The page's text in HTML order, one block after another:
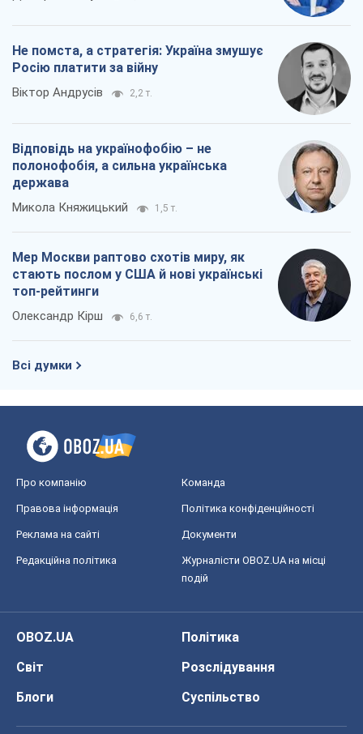
Не помста, а стратегія: Україна змушує
Росію платити за війну
Віктор Андрусів 2,2 т.
Відповідь на українофобію – не
полонофобія, а сильна українська
держава
Микола Княжицький 1,5 т.
Мер Москви раптово схотів миру, як
стають послом у США й нові українські
топ-рейтинги
Олександр Кірш 6,6 т.
Всі думки
Про компанію Команда
Правова інформація Політика конфіденційності
Реклама на сайті Документи
Редакційна політика
Журналісти OBOZ.UA на місці
подій
OBOZ.UA
Політика
Світ
Розслідування
Блоги
Суспільство